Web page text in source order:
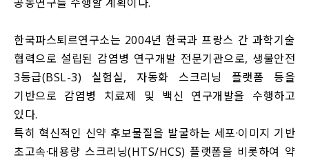
한국파스퇴르연구소는 2004년 한국과 프랑스 간 과학기술
협력으로 설립된 감염병 연구개발 전문기관으로, 생물안전
3등급(BSL-3) 실험실, 자동화 스크리닝 플랫폼 등을
기반으로 감염병 치료제 및 백신 연구개발을 수행하고
있다.
특히 혁신적인 신약 후보물질을 발굴하는 세포·이미지 기반
초고속·대용량 스크리닝(HTS/HCS) 플랫폼을 비롯하여 약